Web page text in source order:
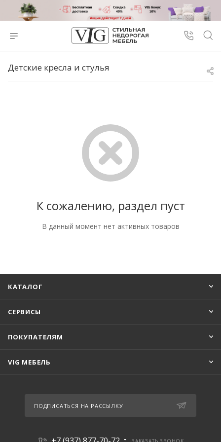
Детские кресла и стулья
К сожалению, раздел пуст
В данный момент нет активных товаров
КАТАЛОГ
СЕРВИСЫ
ПОКУПАТЕЛЯМ
VIG МЕБЕЛЬ
ПОДПИСАТЬСЯ НА РАССЫЛКУ